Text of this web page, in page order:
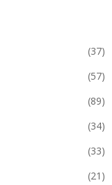
(37)
(57)
(89)
(34)
(33)
(21)